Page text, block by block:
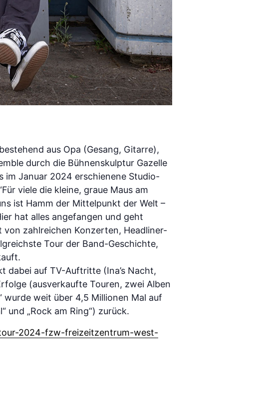
aus Opa (Gesang, Gitarre),
durch die Bühnenskulptur Gazelle
Januar 2024 erschienene Studio-
viele die kleine, graue Maus am
ist Hamm der Mittelpunkt der Welt –
hat alles angefangen und geht
zahlreichen Konzerten, Headliner-
Tour der Band-Geschichte,
dabei auf TV-Auftritte (Ina’s Nacht,
(ausverkaufte Touren, zwei Alben
wurde weit über 4,5 Millionen Mal auf
und „Rock am Ring“) zurück.
2024-fzw-freizeitzentrum-west-